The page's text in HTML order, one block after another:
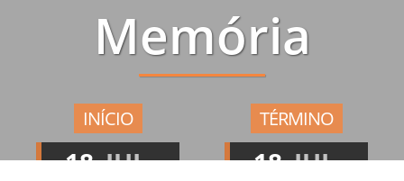
Memória
INÍCIO
18 JUL
TÉRMINO
18 JUL